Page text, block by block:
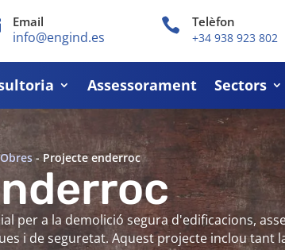
Email
info@engind.es
 Telèfon
+34 938 923 802
Assessorament Sectors
Obres -Projecte enderroc
per a la demolició segura d'edificacions,
i de seguretat. Aquest projecte inclou tant